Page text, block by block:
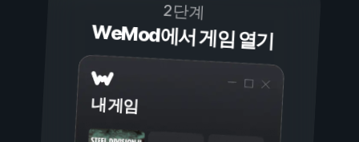
2단계
WeMod에서 게임 열기
내 게임